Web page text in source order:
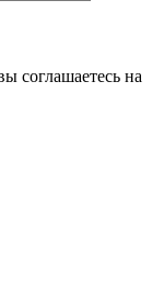
соглашаетесь на